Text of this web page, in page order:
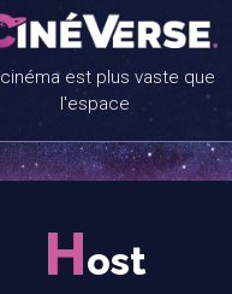
est plus vaste que
l'espace
Host